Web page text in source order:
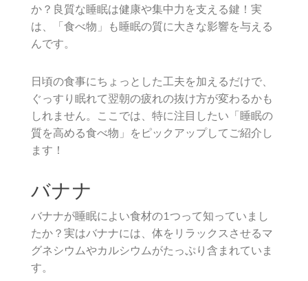
か？良質な睡眠は健康や集中力を支える鍵！実
は、「食べ物」も睡眠の質に大きな影響を与える
んです。
日頃の食事にちょっとした工夫を加えるだけで、
ぐっすり眠れて翌朝の疲れの抜け方が変わるかも
しれません。ここでは、特に注目したい「睡眠の
質を高める食べ物」をピックアップしてご紹介し
ます！
バナナ
バナナが睡眠によい食材の1つって知っていまし
たか？実はバナナには、体をリラックスさせるマ
グネシウムやカルシウムがたっぷり含まれていま
す。